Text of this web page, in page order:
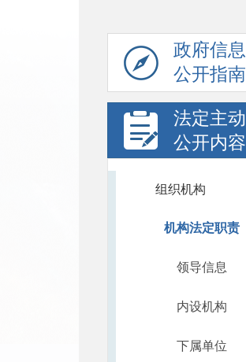
政府信息
公开指南
法定主动
公开内容
组织机构
机构法定职责
领导信息
内设机构
下属单位